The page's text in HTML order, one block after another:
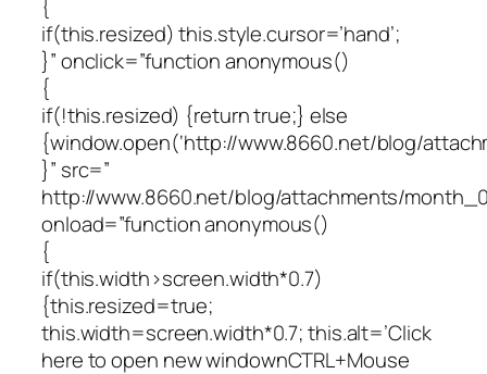
{
if(this.resized) this.style.cursor=’hand’;
}” onclick=”function anonymous()
{
if(!this.resized) {return true;} else
{window.open(‘http://www.8660.net/blog/
}” src=”
http://www.8660.net/blog/attachments/
onload=”function anonymous()
{
if(this.width>screen.width*0.7)
{this.resized=true;
this.width=screen.width*0.7; this.alt=’Click
here to open new windownCTRL+Mouse